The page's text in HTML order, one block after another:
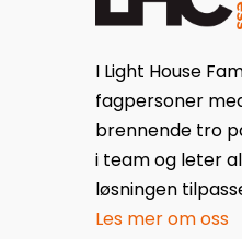
I Light House
fagpersoner
brennende tro
i team og leter
løsningen
Les mer om oss